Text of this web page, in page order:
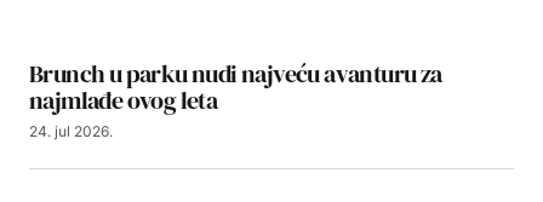
Brunch u parku nudi najveću avanturu za
najmlađe ovog leta
24. jul 2026.